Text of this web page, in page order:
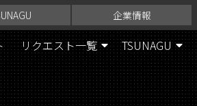
企業情報
リクエスト一覧 TSUNAGU